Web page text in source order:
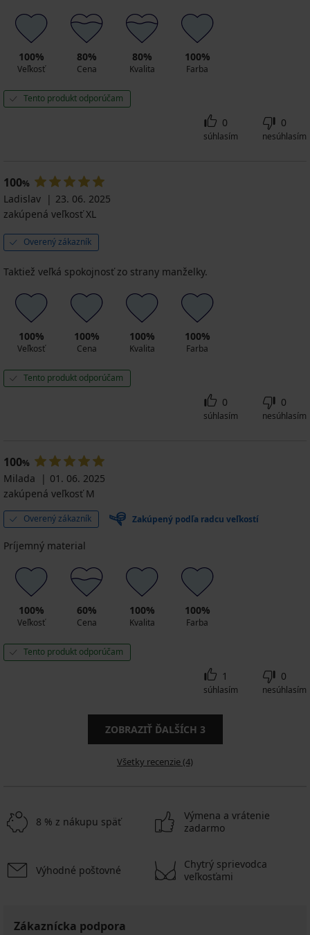
100%
Veľkosť
80%
Cena
80%
Kvalita
100%
Farba
Tento produkt odporúčam
0
súhlasím
0
nesúhlasím
100%
Ladislav
23. 06. 2025
zakúpená veľkosť XL
Overený zákazník
Taktiež veľká spokojnosť zo strany manželky.
100%
Veľkosť
100%
Cena
100%
Kvalita
100%
Farba
Tento produkt odporúčam
0
súhlasím
0
nesúhlasím
100%
Milada
01. 06. 2025
zakúpená veľkosť M
Overený zákazník Zakúpený podľa radcu veľkostí
Príjemný material
100%
Veľkosť
60%
Cena
100%
Kvalita
100%
Farba
Tento produkt odporúčam
1
súhlasím
0
nesúhlasím
ZOBRAZIŤ ĎALŠÍCH 3
Všetky recenzie (4)
8 % z nákupu späť
Výmena a vrátenie
zadarmo
Výhodné poštovné
Chytrý sprievodca
veľkosťami
Zákaznícka podpora